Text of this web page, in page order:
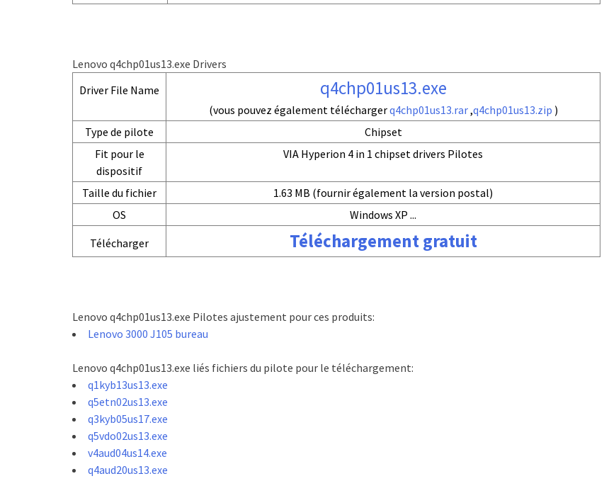
Lenovo q4chp01us13.exe Drivers
Driver File Name
q4chp01us13.exe
(vous pouvez également téléchargerq4chp01us13.rar,q4chp01us13.zip )
Type de pilote
Chipset
Fit pour le
dispositif
VIA Hyperion 4 in 1 chipset drivers Pilotes
Taille du fichier
1.63 MB (fournir également la version postal)
OS
Windows XP ...
Télécharger
Téléchargement gratuit
Lenovo q4chp01us13.exe Pilotes ajustement pour ces produits:
Lenovo 3000 J105 bureau
Lenovo q4chp01us13.exe liés fichiers du pilote pour le téléchargement:
q1kyb13us13.exe
q5etn02us13.exe
q3kyb05us17.exe
q5vdo02us13.exe
v4aud04us14.exe
q4aud20us13.exe